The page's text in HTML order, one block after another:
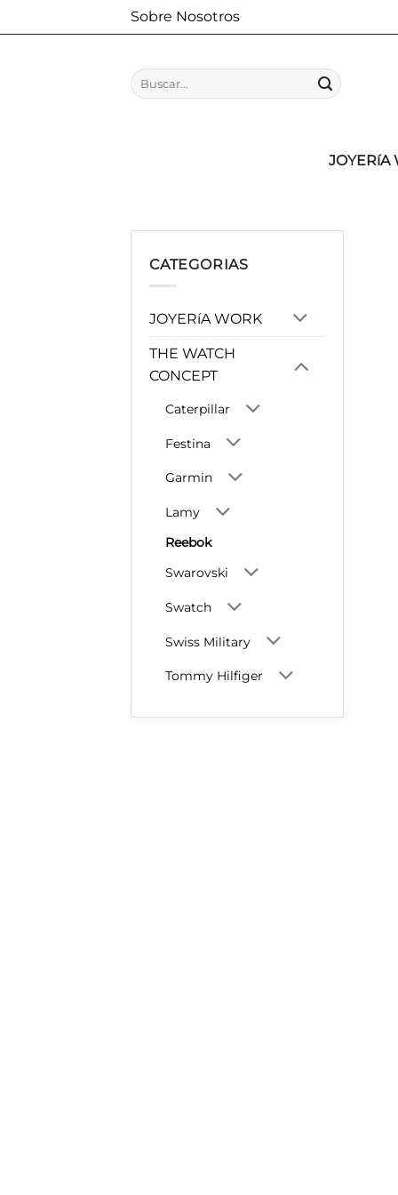
al
Sobre Nosotros
Buscar
por:
JOYERíA
CATEGORIAS
JOYERíA WORK
THE WATCH
CONCEPT
Caterpillar
Festina
Garmin
Lamy
Reebok
Swarovski
Swatch
Swiss Military
Tommy Hilfiger